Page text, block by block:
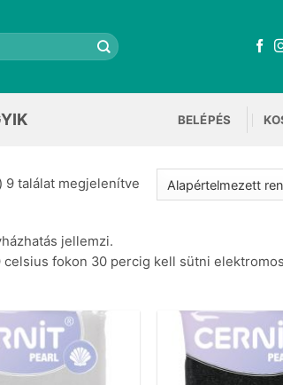
BELÉPÉS
9 találat megjelenítve
jellemzi.
fokon 30 percig kell sütni